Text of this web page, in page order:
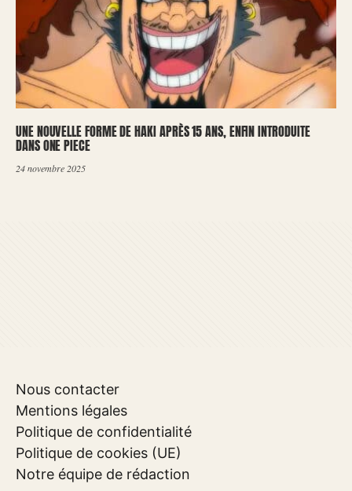
UNE NOUVELLE FORME DE HAKI APRÈS 15 ANS, ENFIN INTRODUITE
DANS ONE PIECE
24 novembre 2025
Nous contacter
Mentions légales
Politique de confidentialité
Politique de cookies (UE)
Notre équipe de rédaction